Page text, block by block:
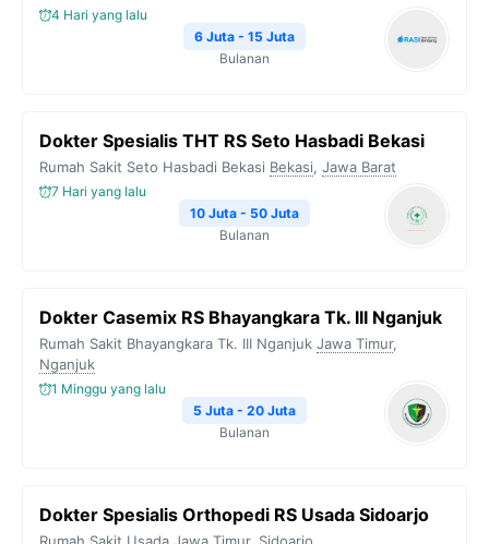
4 Hari yang lalu
6 Juta - 15 Juta
Bulanan
Dokter Spesialis THT RS Seto Hasbadi Bekasi
Rumah Sakit Seto Hasbadi Bekasi Bekasi, Jawa Barat
7 Hari yang lalu
10 Juta - 50 Juta
Bulanan
Dokter Casemix RS Bhayangkara Tk. III Nganjuk
Rumah Sakit Bhayangkara Tk. III Nganjuk Jawa Timur,
Nganjuk
1 Minggu yang lalu
5 Juta - 20 Juta
Bulanan
Dokter Spesialis Orthopedi RS Usada Sidoarjo